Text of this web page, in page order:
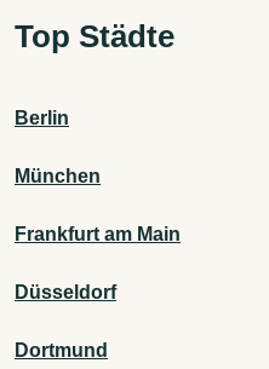
Top Städte
Berlin
München
Frankfurt am Main
Düsseldorf
Dortmund